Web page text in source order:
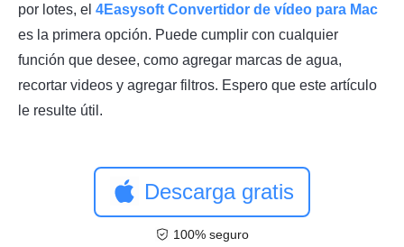
por lotes, el 4Easysoft Convertidor de vídeo para Mac
es la primera opción. Puede cumplir con cualquier
función que desee, como agregar marcas de agua,
recortar videos y agregar filtros. Espero que este artículo
le resulte útil.
Descarga gratis
100% seguro